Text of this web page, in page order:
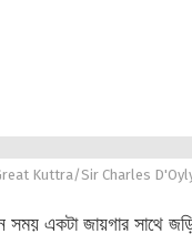
Kuttra/Sir Charles
একটা জায়গার সাথে